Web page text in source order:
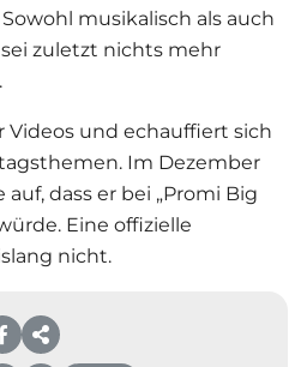
musikalisch als auch
zuletzt nichts mehr
und echauffiert sich
Im Dezember
dass er bei „Promi Big
Eine offizielle
nicht.